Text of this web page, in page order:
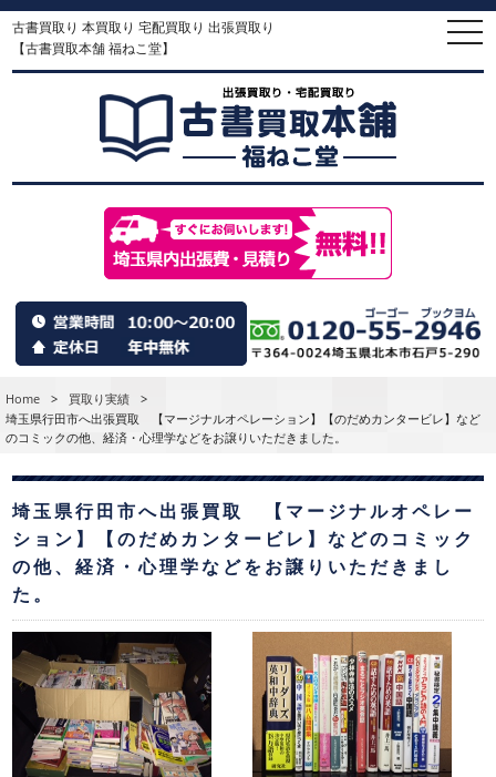
古書買取り 本買取り 宅配買取り 出張買取り
【古書買取本舗 福ねこ堂】
Home > 買取り実績
>
埼玉県行田市へ出張買取 【マージナルオペレーション】【のだめカンタービレ】など
のコミックの他、経済・心理学などをお譲りいただきました。
埼玉県行田市へ出張買取 【マージナルオペレー
ション】【のだめカンタービレ】などのコミック
の他、経済・心理学などをお譲りいただきまし
た。